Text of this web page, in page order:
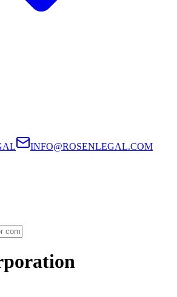
INFO@ROSENLEGAL.COM